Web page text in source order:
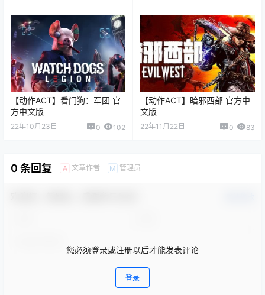
【动作ACT】看门狗：军团 官
方中文版
22年10月23日 0 102
【动作ACT】暗邪西部 官方中
文版
22年11月22日 0 83
0 条回复 A 文章作者 M 管理员
您必须登录或注册以后才能发表评论
登录